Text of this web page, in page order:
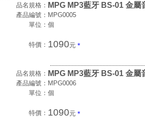
品名規格： MPG MP3藍牙 BS-01 金屬
產品編號： MPG0005
單位： 個
特價： 1090元 ＊
品名規格： MPG MP3藍牙 BS-01 金屬
產品編號： MPG0006
單位： 個
特價： 1090元 ＊